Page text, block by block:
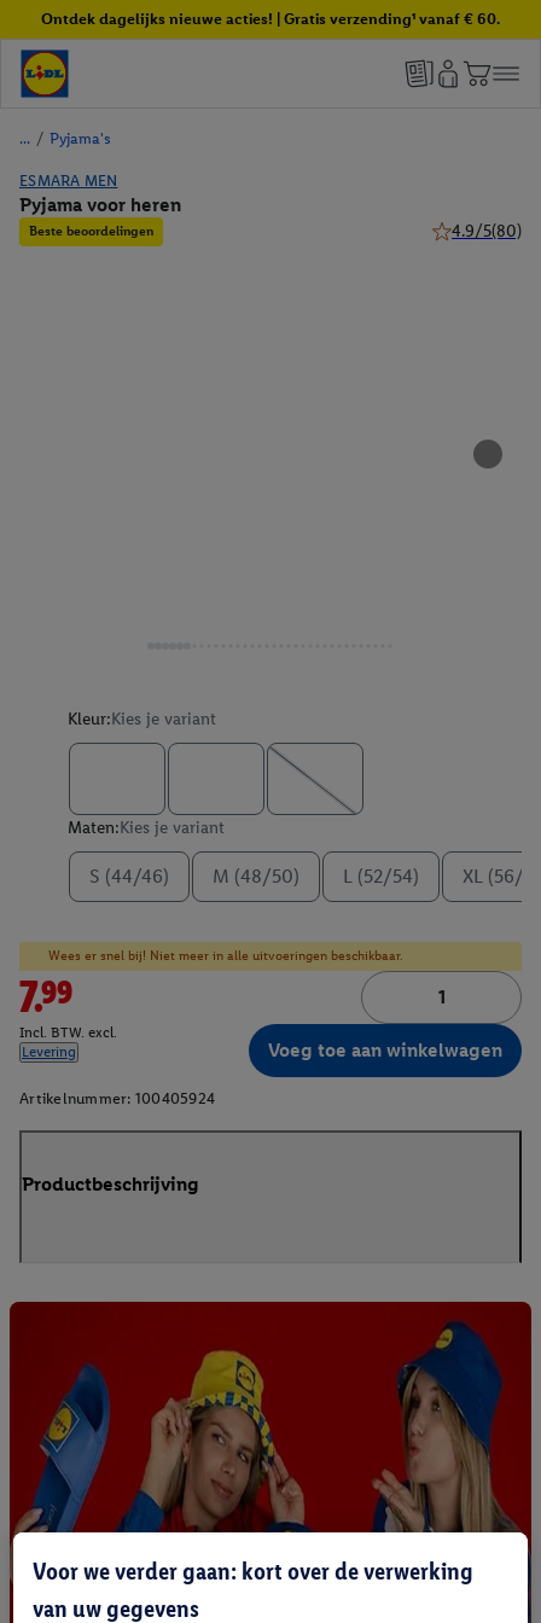
Ontdek dagelijks nieuwe acties! | Gratis verzending¹ vanaf € 60.
/ Pyjama's
ESMARA MEN
Pyjama voor heren
Beste beoordelingen 4.9/5(80)
Kleur:Kies je variant
Maten:Kies je variant
S (44/46) M (48/50) L (52/54) XL (56/
Wees er snel bij! Niet meer in alle uitvoeringen beschikbaar.
7.99
Incl. BTW. excl.
Levering
Voeg toe aan winkelwagen
Artikelnummer: 100405924
Productbeschrijving
Voor we verder gaan: kort over de verwerking
van uw gegevens